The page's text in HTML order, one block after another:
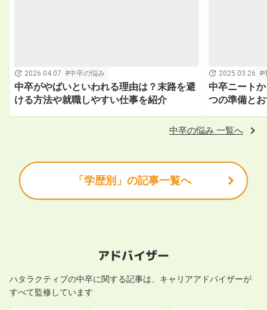
2026.04.07 中卒の悩み
中卒がやばいといわれる理由は？末路を避
ける方法や就職しやすい仕事を紹介
2025.03.26
中卒ニート
つの準備と
中卒の悩み 一覧へ
「学歴別」の記事一覧へ
アドバイザー
ハタラクティブの中卒に関する記事は、キャリアアドバイザーが
すべて監修しています